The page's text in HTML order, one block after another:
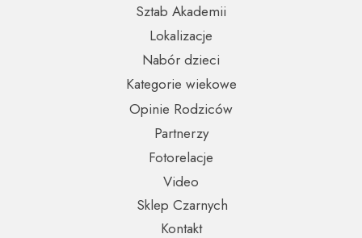
Partnerzy
Opinie Rodziców
Nabór dzieci
Sklep Czarnych
Video
Fotorelacje
Kontakt
Kategorie wiekowe
Lokalizacje
Sztab Akademii